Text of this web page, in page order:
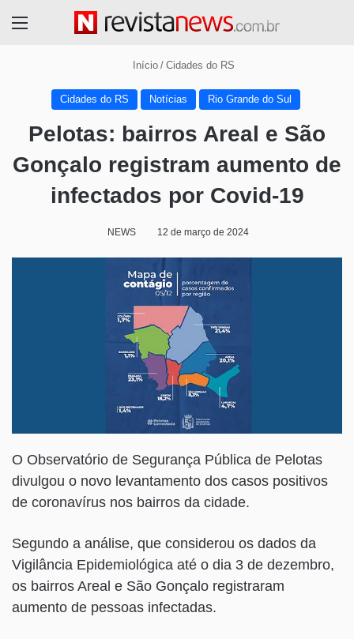
Início / Cidades do RS
Cidades do RS Notícias Rio Grande do Sul
Pelotas: bairros Areal e São
Gonçalo registram aumento de
infectados por Covid-19
NEWS 12 de março de 2024
O Observatório de Segurança Pública de Pelotas
divulgou o novo levantamento dos casos positivos
de coronavírus nos bairros da cidade.
Segundo a análise, que considerou os dados da
Vigilância Epidemiológica até o dia 3 de dezembro,
os bairros Areal e São Gonçalo registraram
aumento de pessoas infectadas.